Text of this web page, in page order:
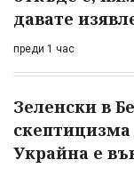
давате
преди 1 час
Зеленски в
Украйна е